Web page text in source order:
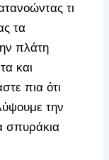
τι
τα
πλάτη
και
πια ότι
την
σπυράκια